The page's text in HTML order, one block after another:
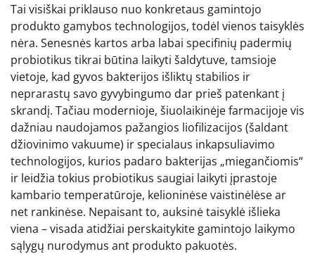
Tai visiškai priklauso nuo konkretaus gamintojo
produkto gamybos technologijos, todėl vienos taisyklės
nėra. Senesnės kartos arba labai specifinių padermių
probiotikus tikrai būtina laikyti šaldytuve, tamsioje
vietoje, kad gyvos bakterijos išliktų stabilios ir
neprarastų savo gyvybingumo dar prieš patenkant į
skrandį. Tačiau modernioje, šiuolaikinėje farmacijoje vis
dažniau naudojamos pažangios liofilizacijos (šaldant
džiovinimo vakuume) ir specialaus inkapsuliavimo
technologijos, kurios padaro bakterijas „miegančiomis“
ir leidžia tokius probiotikus saugiai laikyti įprastoje
kambario temperatūroje, kelioninėse vaistinėlėse ar
net rankinėse. Nepaisant to, auksinė taisyklė išlieka
viena – visada atidžiai perskaitykite gamintojo laikymo
sąlygų nurodymus ant produkto pakuotės.